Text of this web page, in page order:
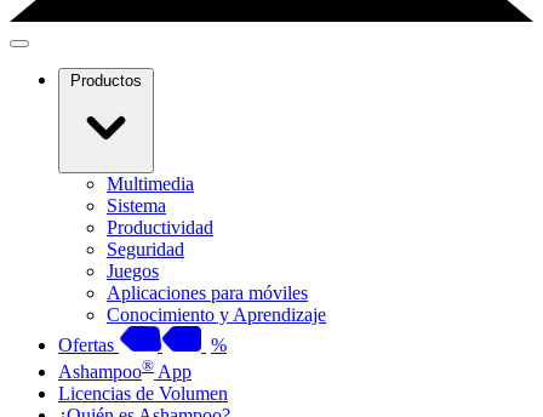
Productos
Multimedia
Sistema
Productividad
Seguridad
Juegos
Aplicaciones para móviles
Conocimiento y Aprendizaje
Ofertas
%
Ashampoo® App
Licencias de Volumen